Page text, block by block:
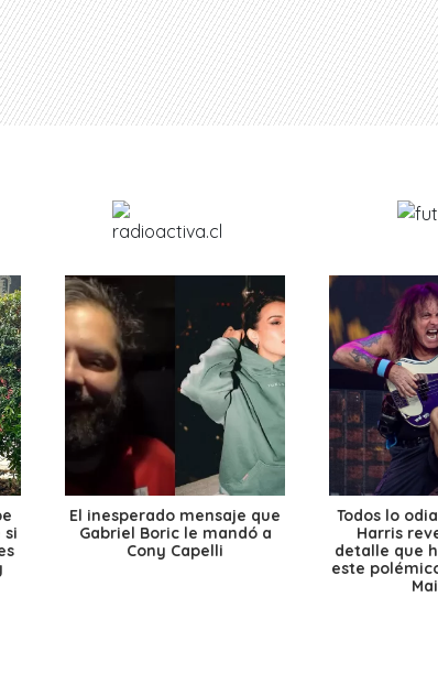
si
El inesperado mensaje que
Gabriel Boric le mandó a
Cony Capelli
Todos lo
Harris
detalle que
este